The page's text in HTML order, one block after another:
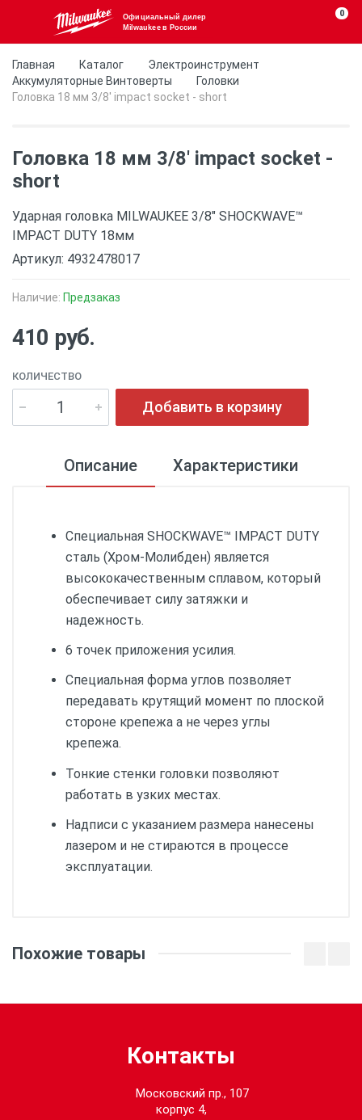
Официальный дилер
Milwaukee в России
0
Главная Каталог
Электроинструмент
Аккумуляторные Винтоверты
Головки
Головка 18 мм 3/8' impact socket - short
Головка 18 мм 3/8' impact socket -
short
Ударная головка MILWAUKEE 3/8″ SHOCKWAVE™
IMPACT DUTY 18мм
Артикул: 4932478017
Наличие: Предзаказ
410 руб.
КОЛИЧЕСТВО
Добавить в корзину
Описание Характеристики
Специальная SHOCKWAVE™ IMPACT DUTY
сталь (Хром-Молибден) является
высококачественным сплавом, который
обеспечивает силу затяжки и
надежность.
6 точек приложения усилия.
Специальная форма углов позволяет
передавать крутящий момент по плоской
стороне крепежа а не через углы
крепежа.
Тонкие стенки головки позволяют
работать в узких местах.
Надписи с указанием размера нанесены
лазером и не стираются в процессе
эксплуатации.
Похожие товары
Контакты
Московский пр., 107
корпус 4,